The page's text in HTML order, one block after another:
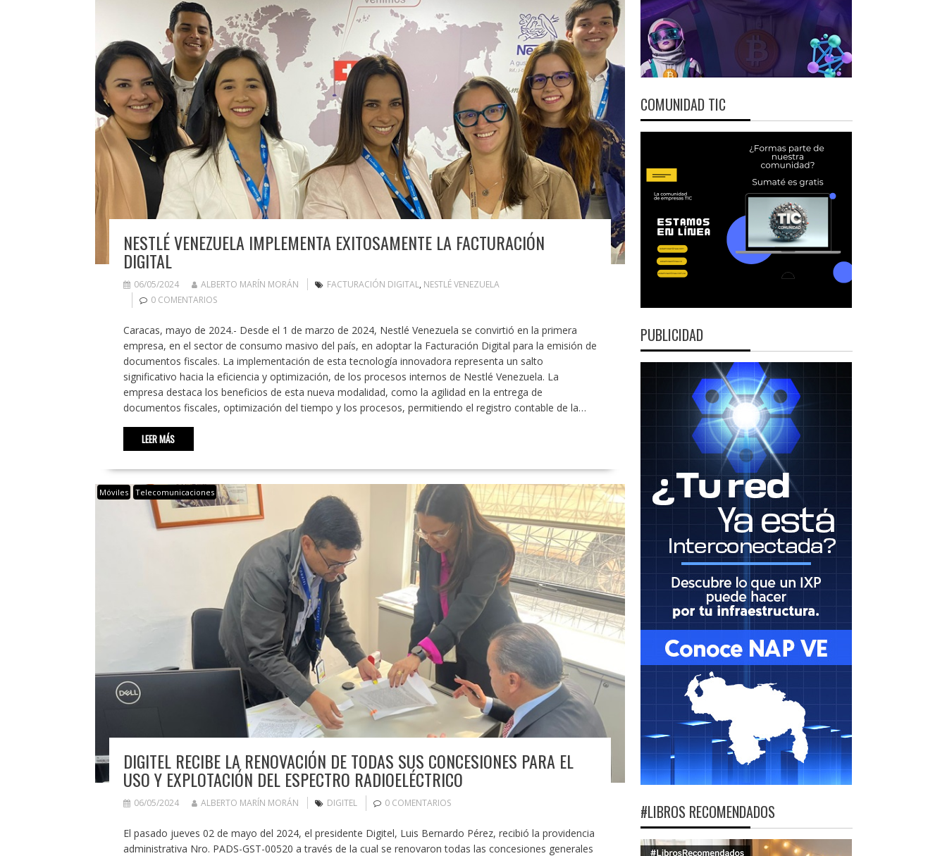
NESTLÉ VENEZUELA IMPLEMENTA EXITOSAMENTE LA FACTURACIÓN
DIGITAL
06/05/2024 ALBERTO MARÍN MORÁN FACTURACIÓN DIGITAL, NESTLÉ VENEZUELA
0 COMENTARIOS
Caracas, mayo de 2024.- Desde el 1 de marzo de 2024, Nestlé Venezuela se convirtió en la primera
empresa, en el sector de consumo masivo del país, en adoptar la Facturación Digital para la emisión de
documentos fiscales. La implementación de esta tecnología innovadora representa un salto
significativo hacia la eficiencia y optimización, de los procesos internos de Nestlé Venezuela. La
empresa destaca los beneficios de esta nueva modalidad, como la agilidad en la entrega de
documentos fiscales, optimización del tiempo y los procesos, permitiendo el registro contable de la…
LEER MÁS
Móviles Telecomunicaciones
DIGITEL RECIBE LA RENOVACIÓN DE TODAS SUS CONCESIONES PARA EL
USO Y EXPLOTACIÓN DEL ESPECTRO RADIOELÉCTRICO
06/05/2024 ALBERTO MARÍN MORÁN DIGITEL 0 COMENTARIOS
El pasado jueves 02 de mayo del 2024, el presidente Digitel, Luis Bernardo Pérez, recibió la providencia
administrativa Nro. PADS-GST-00520 a través de la cual se renovaron todas las concesiones generales
COMUNIDAD TIC
PUBLICIDAD
#LIBROS RECOMENDADOS